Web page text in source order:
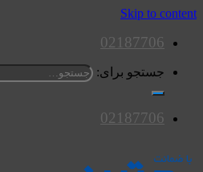
Skip to content
02187706
جستجو برای:
02187706